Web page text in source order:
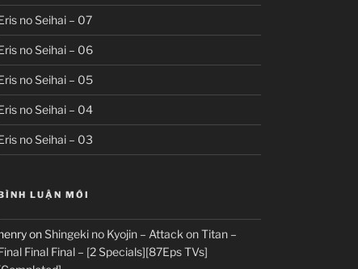
no Seihai – 07
no Seihai – 06
no Seihai – 05
no Seihai – 04
no Seihai – 03
LUẬN MỚI
onShingeki no Kyojin – Attack on Titan –
Final Final – [2 Specials][87Eps TVs]